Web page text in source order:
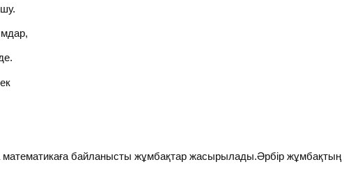
байланысты жұмбақтар жасырылады.Әрбір жұмбақтың